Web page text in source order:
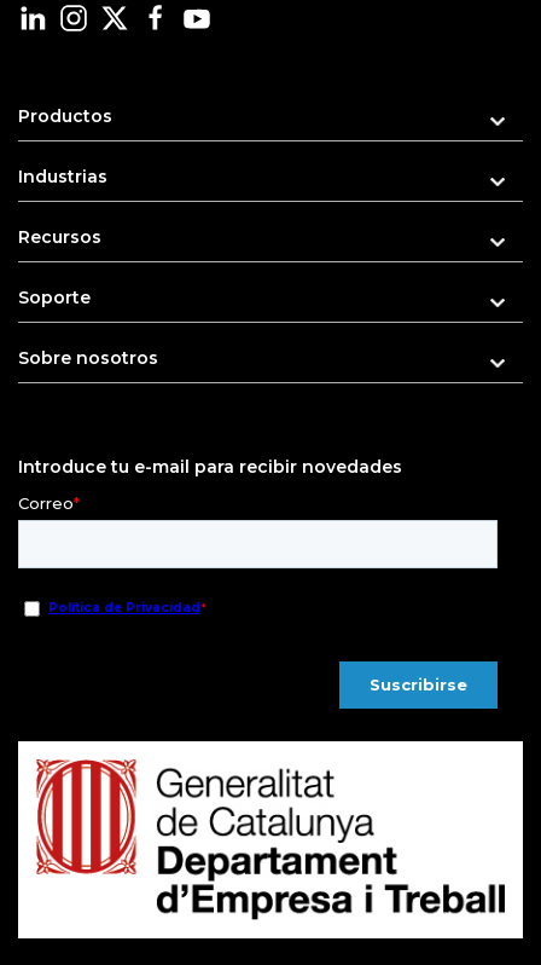
Productos
Industrias
Recursos
Soporte
Sobre nosotros
Introduce tu e-mail para recibir novedades